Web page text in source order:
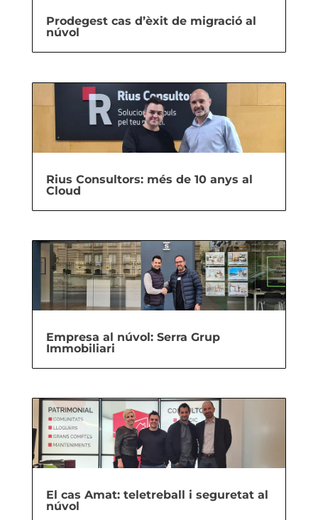
Prodegest cas d’èxit de migració al
núvol
Rius Consultors: més de 10 anys al
Cloud
Empresa al núvol: Serra Grup
Immobiliari
El cas Amat: teletreball i seguretat al
núvol